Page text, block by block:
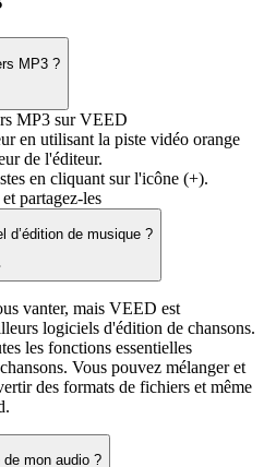
MP3 ?
MP3 sur VEED
en utilisant la piste vidéo orange
de l'éditeur.
en cliquant sur l'icône (+).
partagez-les
d’édition de musique ?
vanter, mais VEED est
logiciels d'édition de chansons.
les fonctions essentielles
Vous pouvez mélanger et
des formats de fichiers et même
mon audio ?